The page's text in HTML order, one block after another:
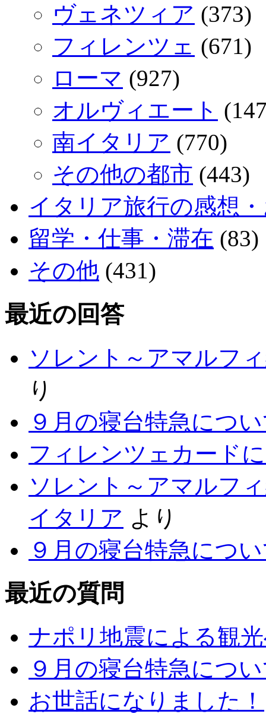
ヴェネツィア (373)
フィレンツェ (671)
ローマ (927)
オルヴィエート
南イタリア (770)
その他の都市 (443)
イタリア旅行の感想
留学・仕事・滞在 (83)
その他 (431)
最近の回答
ソレント～アマルフ
り
９月の寝台特急につ
フィレンツェカード
ソレント～アマルフ
イタリア より
９月の寝台特急につ
最近の質問
ナポリ地震による観
９月の寝台特急につ
お世話になりました！